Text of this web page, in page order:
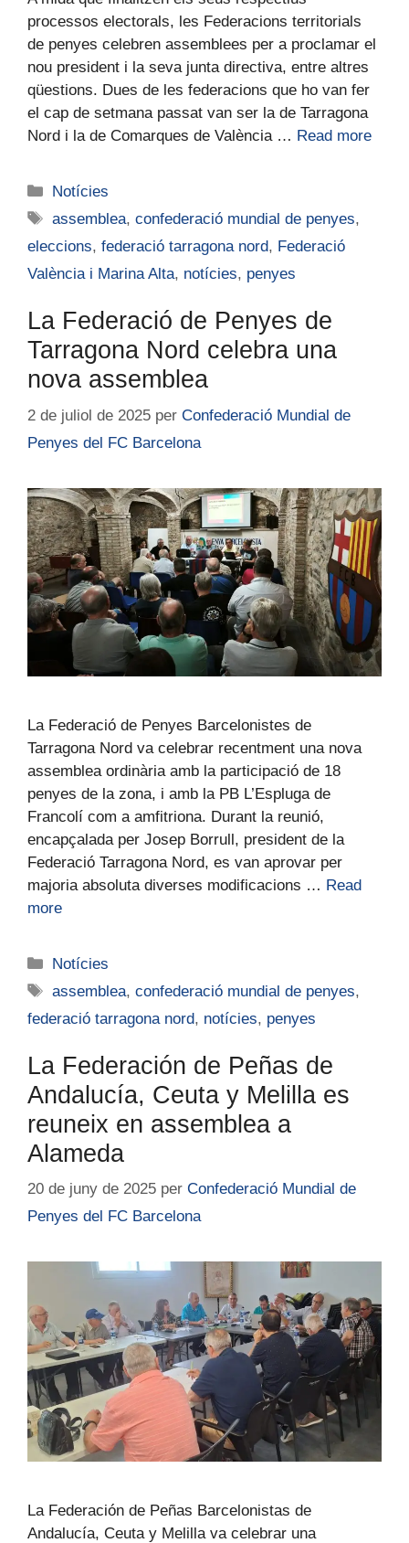
processos electorals, les Federacions territorials
de penyes celebren assemblees per a proclamar el
nou president i la seva junta directiva, entre altres
qüestions. Dues de les federacions que ho van fer
el cap de setmana passat van ser la de Tarragona
Nord i la de Comarques de València … Read more
Notícies
assemblea,confederació mundial de penyes,
eleccions, federació tarragona nord, Federació
València i Marina Alta, notícies, penyes
La Federació de Penyes de
Tarragona Nord celebra una
nova assemblea
2 de juliol de 2025 per Confederació Mundial de
Penyes del FC Barcelona
La Federació de Penyes Barcelonistes de
Tarragona Nord va celebrar recentment una nova
assemblea ordinària amb la participació de 18
penyes de la zona, i amb la PB L’Espluga de
Francolí com a amfitriona. Durant la reunió,
encapçalada per Josep Borrull, president de la
Federació Tarragona Nord, es van aprovar per
majoria absoluta diverses modificacions … Read
more
Notícies
assemblea,confederació mundial de penyes,
federació tarragona nord, notícies, penyes
La Federación de Peñas de
Andalucía, Ceuta y Melilla es
reuneix en assemblea a
Alameda
20 de juny de 2025 per Confederació Mundial de
Penyes del FC Barcelona
La Federación de Peñas Barcelonistas de
Andalucía, Ceuta y Melilla va celebrar una